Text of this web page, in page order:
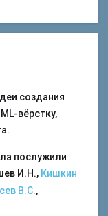
создания
вёрстку,
послужили
И.Н., Кишкин
В.С.,